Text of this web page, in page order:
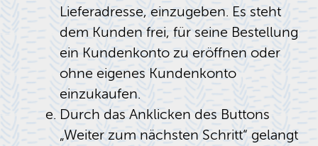
Lieferadresse, einzugeben. Es steht
dem Kunden frei, für seine Bestellung
ein Kundenkonto zu eröffnen oder
ohne eigenes Kundenkonto
einzukaufen.
Durch das Anklicken des Buttons
„Weiter zum nächsten Schritt“ gelangt